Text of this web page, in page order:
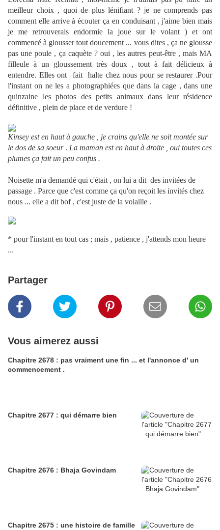
meilleur choix , quoi de plus lénifiant ? je ne comprends pas
comment elle arrive à écouter ça en conduisant , j'aime bien mais
je me retrouverais endormie la joue sur le volant ) et ont
commencé à glousser tout doucement ... vous dites , ça ne glousse
pas une poule , ça caquète ? oui , les autres peut-être , mais MA
filleule à un gloussement très doux , tout à fait délicieux à
entendre. Elles ont fait halte chez nous pour se restaurer .Pour
l'instant on ne les a photographiées que dans la cage , dans une
quinzaine les photos des petits animaux dans leur résidence
définitive , plein de place et de verdure !
Kinsey est en haut à gauche , je crains qu'elle ne soit montée sur
le dos de sa soeur. La maman est en haut à droite , oui toutes ces
plumes ça fait un peu confus .
Noisette m'a demandé qui c'était , on lui a dit des invitées de
passage . Parce que c'est comme ça qu'on reçoit les invités chez
nous ... elle a dit bof , c'est juste de la volaille .
* pour l'instant en tout cas ; mais , patience , j'attends mon heure
...
Partager
Vous aimerez aussi
Chapitre 2678 : pas vraiment une fin ... et l'annonce d' un
commencement .
Chapitre 2677 : qui démarre bien
Chapitre 2676 : Bhaja Govindam
Chapitre 2675 : une histoire de famille